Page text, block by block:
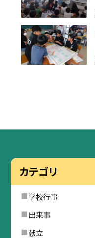
カテゴリ
学校行事
出来事
献立